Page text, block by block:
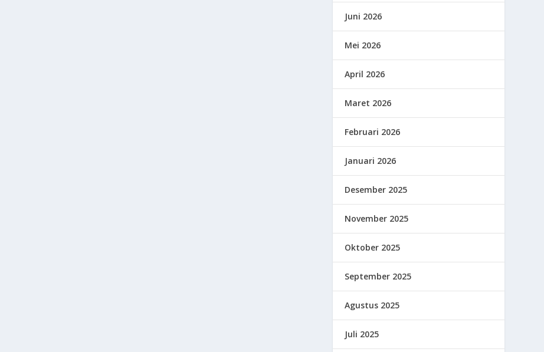
Juni 2026
Mei 2026
April 2026
Maret 2026
Februari 2026
Januari 2026
Desember 2025
November 2025
Oktober 2025
September 2025
Agustus 2025
Juli 2025